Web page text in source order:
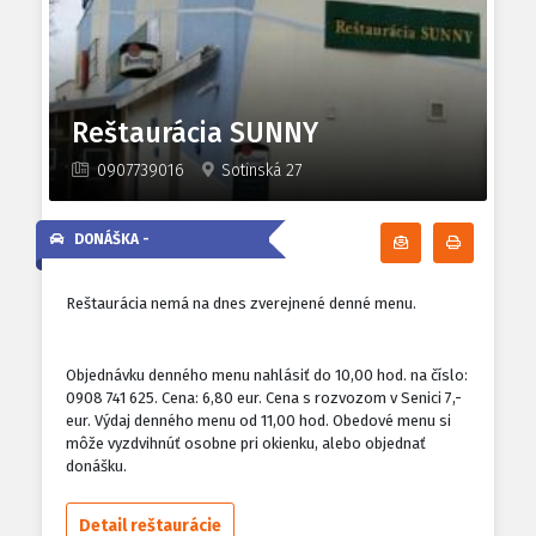
Reštaurácia SUNNY
0907739016 Sotinská 27
Odoberať
DONÁŠKA -
Reštaurácia nemá na dnes zverejnené denné menu.
Objednávku denného menu nahlásiť do 10,00 hod. na číslo:
0908 741 625. Cena: 6,80 eur. Cena s rozvozom v Senici 7,-
eur. Výdaj denného menu od 11,00 hod. Obedové menu si
môže vyzdvihnúť osobne pri okienku, alebo objednať
donášku.
Detail reštaurácie